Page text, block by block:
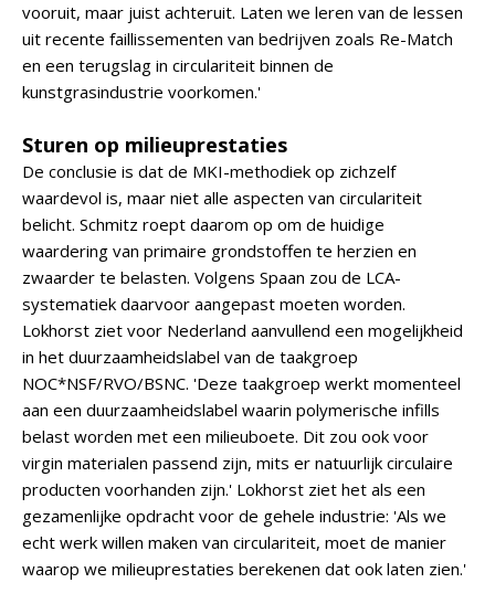
vooruit, maar juist achteruit. Laten we leren van de lessen
uit recente faillissementen van bedrijven zoals Re-Match
en een terugslag in circulariteit binnen de
kunstgrasindustrie voorkomen.'
Sturen op milieuprestaties
De conclusie is dat de MKI-methodiek op zichzelf
waardevol is, maar niet alle aspecten van circulariteit
belicht. Schmitz roept daarom op om de huidige
waardering van primaire grondstoffen te herzien en
zwaarder te belasten. Volgens Spaan zou de LCA-
systematiek daarvoor aangepast moeten worden.
Lokhorst ziet voor Nederland aanvullend een mogelijkheid
in het duurzaamheidslabel van de taakgroep
NOC*NSF/RVO/BSNC. 'Deze taakgroep werkt momenteel
aan een duurzaamheidslabel waarin polymerische infills
belast worden met een milieuboete. Dit zou ook voor
virgin materialen passend zijn, mits er natuurlijk circulaire
producten voorhanden zijn.' Lokhorst ziet het als een
gezamenlijke opdracht voor de gehele industrie: 'Als we
echt werk willen maken van circulariteit, moet de manier
waarop we milieuprestaties berekenen dat ook laten zien.'